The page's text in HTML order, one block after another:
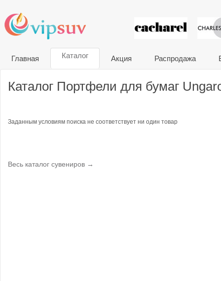
VIP
Главная Каталог Акция Распродажа
Каталог Портфели для бумаг
Заданным условиям поиска не соответствует ни один товар
Весь каталог сувениров →